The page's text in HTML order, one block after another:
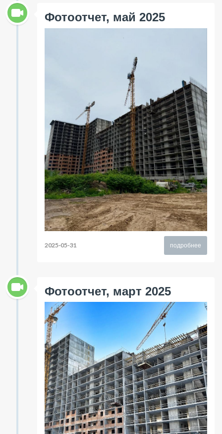
Фотоотчет, май 2025
подробнее
2025-05-31
Фотоотчет, март 2025